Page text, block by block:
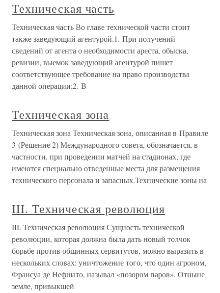
Техническая часть
Техническая часть Во главе технической части стоит
также заведующий агентурой.1. При получений
сведений от агента о необходимости ареста, обыска,
ревизии, выемок заведующий агентурой пишет
соответствующее требование на право производства
данной операции;2. В
Техническая зона
Техническая зона Техническая зона, описанная в Правиле
3 (Решение 2) Международного совета, обозначается, в
частности, при проведении матчей на стадионах, где
имеются специально отведенные места для размещения
технического персонала и запасных.Технические зоны на
III. Техническая революция
III. Техническая революция Сущность технической
революции, которая должна была дать новый толчок
борьбе против общинных сервитутов, можно выразить в
нескольких словах: уничтожение того, что один агроном,
Франсуа де Нефшато, называл «позором паров». Отныне
земле, привыкшей